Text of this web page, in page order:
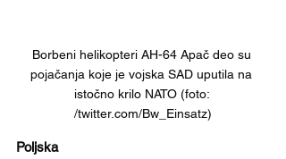
Borbeni helikopteri AH-64 Apač deo su
pojačanja koje je vojska SAD uputila na
istočno krilo NATO (foto:
/twitter.com/Bw_Einsatz)
Poljska